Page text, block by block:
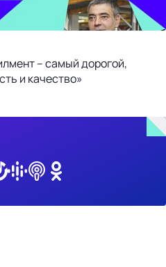
– самый дорогой,
и качество»